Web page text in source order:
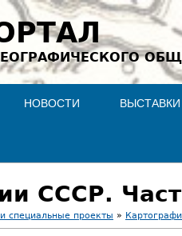
НОВОСТИ ВЫСТАВКИ
СССР.
специальные проекты »